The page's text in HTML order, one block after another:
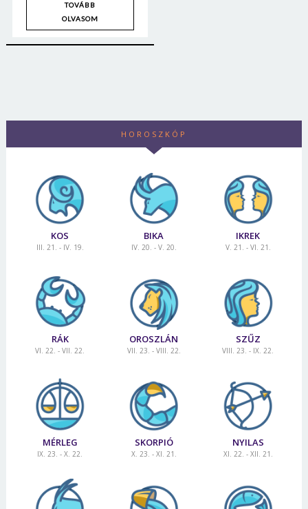
TOVÁBB
OLVASOM
HOROSZKÓP
KOS
III. 21. - IV. 19.
BIKA
IV. 20. - V. 20.
IKREK
V. 21. - VI. 21.
RÁK
VI. 22. - VII. 22.
OROSZLÁN
VII. 23. - VIII. 22.
SZŰZ
VIII. 23. - IX. 22.
MÉRLEG
IX. 23. - X. 22.
SKORPIÓ
X. 23. - XI. 21.
NYILAS
XI. 22. - XII. 21.